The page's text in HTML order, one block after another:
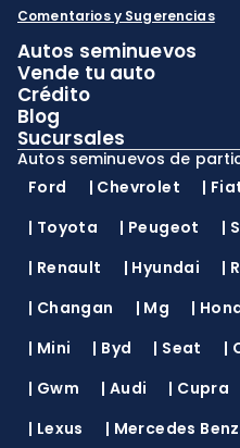
Comentarios y Sugerencias
Autos seminuevos
Vende tu auto
Crédito
Blog
Sucursales
Autos seminuevos de
Ford
| Chevrolet |
| Toyota | Peugeot |
| Renault | Hyundai |
| Changan | Mg |
| Mini | Byd | Seat |
| Gwm | Audi | Cupra
| Lexus | Mercedes Benz